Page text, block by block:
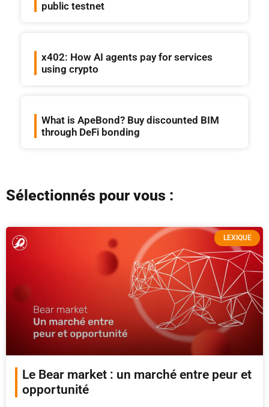
public testnet
x402: How AI agents pay for services
using crypto
What is ApeBond? Buy discounted BIM
through DeFi bonding
Sélectionnés pour vous :
LEXIQUE
Le Bear market : un marché entre peur et
opportunité